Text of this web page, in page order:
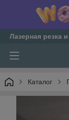
Лазерная резка
Каталог